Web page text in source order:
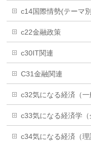
c14国際情勢(テーマ別
c22金融政策
c30IT関連
C31金融関連
c32気になる経済（一
c33気になる経済学（
c34気になる経済（理